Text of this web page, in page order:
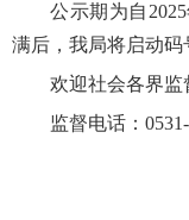
公示期为自
满后，我局将启动码
欢迎社会各界监
监督电话：